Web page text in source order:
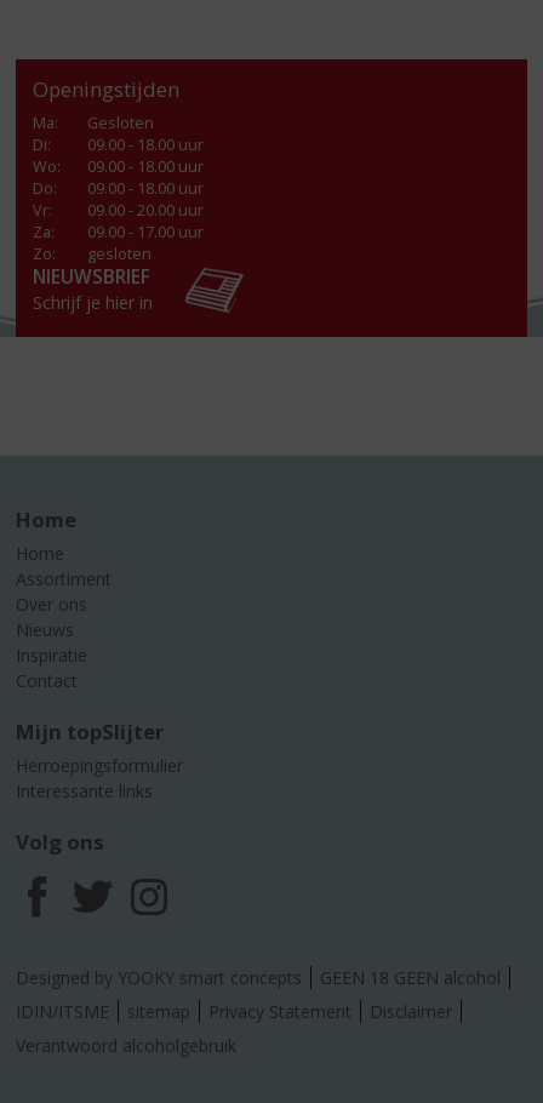
Openingstijden
Ma:
Gesloten
Di:
09.00 - 18.00 uur
Wo:
09.00 - 18.00 uur
Do:
09.00 - 18.00 uur
Vr:
09.00 - 20.00 uur
Za:
09.00 - 17.00 uur
Zo:
gesloten
NIEUWSBRIEF
Schrijf je hier in
Home
Home
Assortiment
Over ons
Nieuws
Inspiratie
Contact
Mijn topSlijter
Herroepingsformulier
Interessante links
Volg ons
F
a
c
T
w
i
I
n
s
Designed by YOOKY smart concepts
GEEN 18 GEEN alcohol
IDIN/ITSME
sitemap Privacy Statement
Disclaimer
Verantwoord alcoholgebruik